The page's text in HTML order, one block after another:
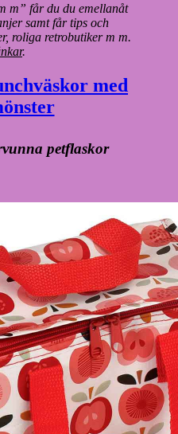
m” får du du emellanåt
samt får tips och
roliga retrobutiker m m.
.
med
petflaskor